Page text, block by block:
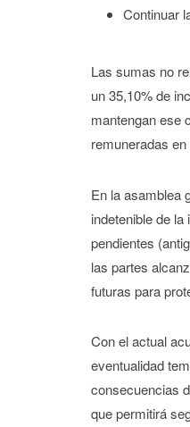
Continuar
Las sumas no
un 35,10% de
mantengan ese
remuneradas
En la asamblea
indetenible de
pendientes
las partes
futuras para
Con el actual
eventualidad
consecuencias
que permitirá